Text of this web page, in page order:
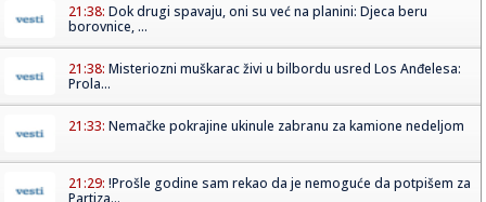
21:38: Dok drugi spavaju, oni su već na planini: Djeca beru
borovnice, ...
21:38: Misteriozni muškarac živi u bilbordu usred Los Anđelesa:
Prola...
21:33: Nemačke pokrajine ukinule zabranu za kamione nedeljom
21:29: !Prošle godine sam rekao da je nemoguće da potpišem za
Partiza...